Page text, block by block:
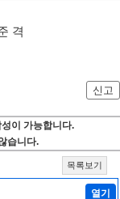
격
신고
이 가능합니다.
습니다.
목록보기
열기